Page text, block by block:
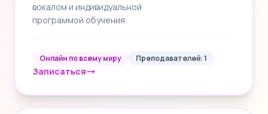
вокалом и индивидуальной
программой обучения.
Онлайн по всему миру Преподавателей: 1
Записаться